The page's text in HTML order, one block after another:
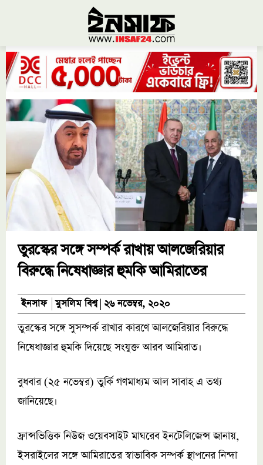
তুরস্কের সঙ্গে সম্পর্ক রাখায় আলজেরিয়ার
বিরুদ্ধে নিষেধাজ্ঞার হুমকি আমিরাতের
ইনসাফ মুসলিম বিশ্ব ২৬ নভেম্বর, ২০২০
তুরস্কের সঙ্গে সুসম্পর্ক রাখার কারণে আলজেরিয়ার বিরুদ্ধে
নিষেধাজ্ঞার হুমকি দিয়েছে সংযুক্ত আরব আমিরাত।
বুধবার (২৫ নভেম্বর) তুর্কি গণমাধ্যম আল সাবাহ এ তথ্য
জানিয়েছে।
ফ্রান্সভিত্তিক নিউজ ওয়েবসাইট মাঘরেব ইনটেলিজেন্স জানায়,
ইসরাইলের সঙ্গে আমিরাতের স্বাভাবিক সম্পর্ক স্থাপনের নিন্দা